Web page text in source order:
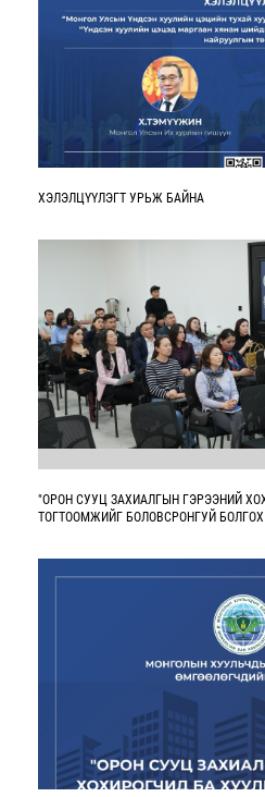
ХЭЛЭЛЦҮҮЛЭГТ УРЬЖ БАЙНА
"ОРОН СУУЦ ЗАХИАЛГЫН ГЭРЭЭНИЙ
ТОГТООМЖИЙГ БОЛОВСРОНГУЙ